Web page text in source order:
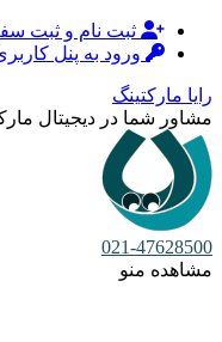
ثبت نام و ثبت
ورود به پنل
رایا مارکتینگ
مشاور شما در دیجیتال
021-47628500
مشاهده منو